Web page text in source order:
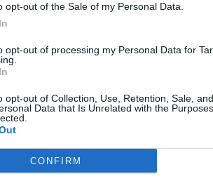
opt-out of the Sale of my Personal Data.
opt-out of processing my Personal Data for
opt-out of Collection, Use, Retention, Sale,
Data that Is Unrelated with the
CONFIRM
Το βίντεo που έφτιαξε για την
δεδομένων
2023
Θανάση Βέγγο
η σύλληψη του
δεδομένα